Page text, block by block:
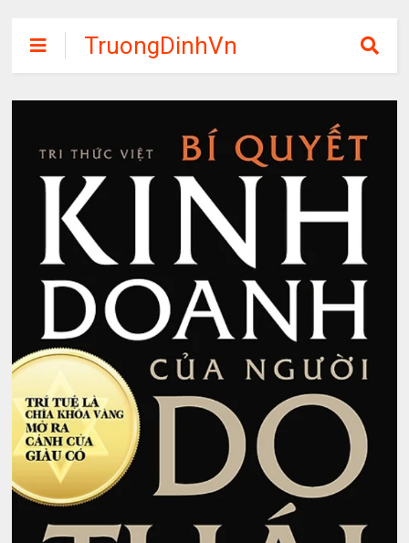
TruongDinhVn
Chia sẽ ebook,
các khóa học,
phần mềm học
tập miễn phí